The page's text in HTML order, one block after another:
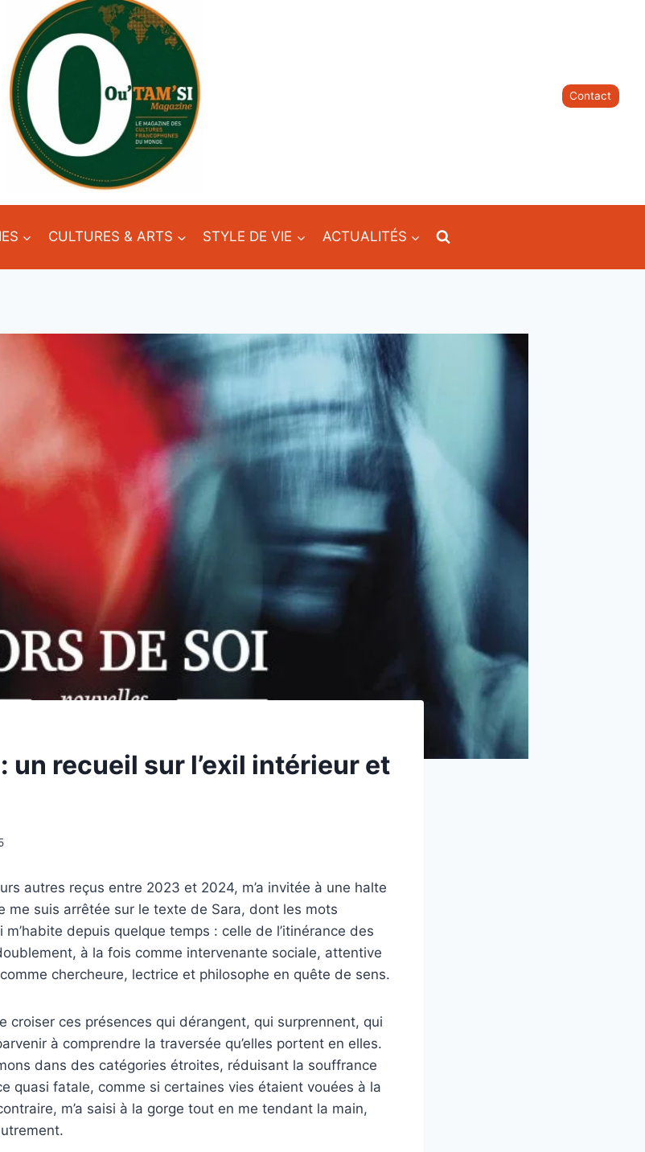
Contact
CULTURES & ARTS STYLE DE VIE ACTUALITÉS
un recueil sur l’exil intérieur et
autres reçus entre 2023 et 2024, m’a invitée à une halte
me suis arrêtée sur le texte de Sara, dont les mots
depuis quelque temps : celle de l’itinérance des
à la fois comme intervenante sociale, attentive
chercheure, lectrice et philosophe en quête de sens.
croiser ces présences qui dérangent, qui surprennent, qui
à comprendre la traversée qu’elles portent en elles.
dans des catégories étroites, réduisant la souffrance
quasi fatale, comme si certaines vies étaient vouées à la
m’a saisi à la gorge tout en me tendant la main,